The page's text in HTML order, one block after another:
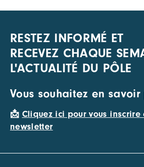
RESTEZ INFORMÉ ET
RECEVEZ CHAQUE
L'ACTUALITÉ DU PÔLE
Vous souhaitez en savoir
📩 Cliquez ici pour vous inscrire
newsletter